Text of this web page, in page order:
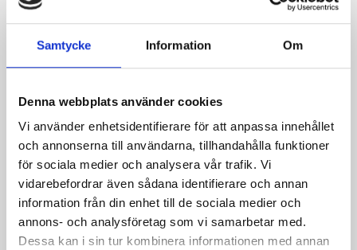
Samtycke Information Om
Denna webbplats använder cookies
Vi använder enhetsidentifierare för att anpassa innehållet
och annonserna till användarna, tillhandahålla funktioner
för sociala medier och analysera vår trafik. Vi
vidarebefordrar även sådana identifierare och annan
information från din enhet till de sociala medier och
annons- och analysföretag som vi samarbetar med.
Dessa kan i sin tur kombinera informationen med annan
Scones
Miniscones med
crème fraiche
Produkter i receptet: